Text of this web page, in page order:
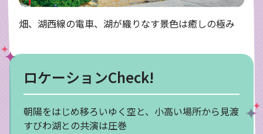
畑、湖西線の電車、湖が織りなす景色は癒しの極み
ロケーションCheck!
朝陽をはじめ移ろいゆく空と、小高い場所から見渡
すびわ湖との共演は圧巻